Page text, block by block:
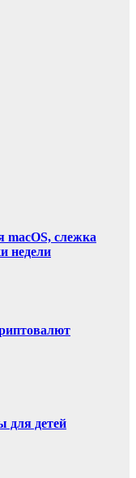
macOS, слежка
недели
для детей